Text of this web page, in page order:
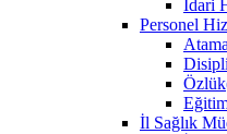
İdari
Personel
İl Sağlık